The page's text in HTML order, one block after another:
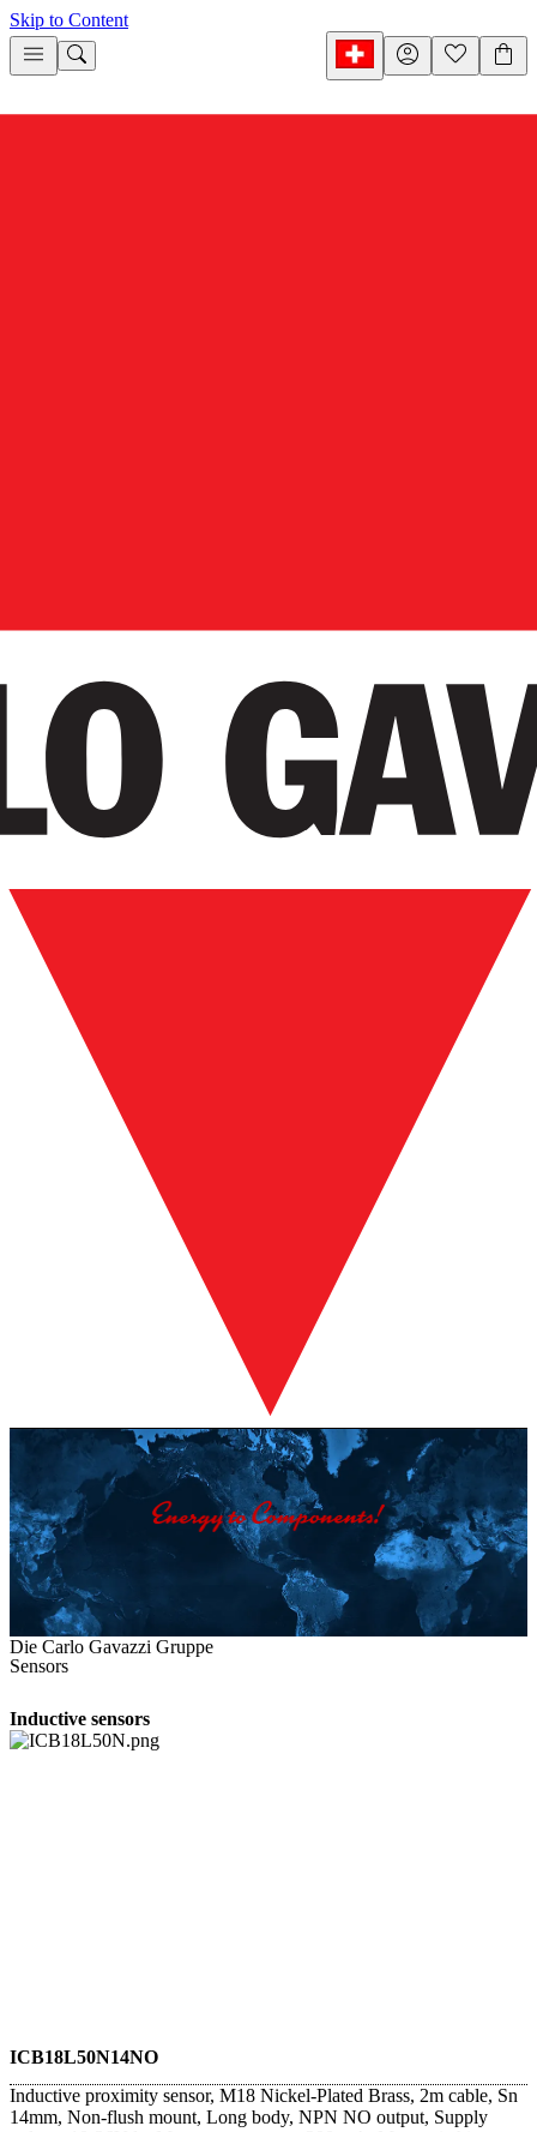
Skip to Content
Die Carlo Gavazzi Gruppe
Sensors
Inductive sensors
ICB18L50N14NO
Inductive proximity sensor, M18 Nickel-Plated Brass, 2m cable, Sn
14mm, Non-flush mount, Long body, NPN NO output, Supply